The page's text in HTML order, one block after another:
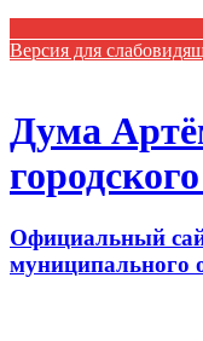
Версия для
Дума
Официальный
муниципального